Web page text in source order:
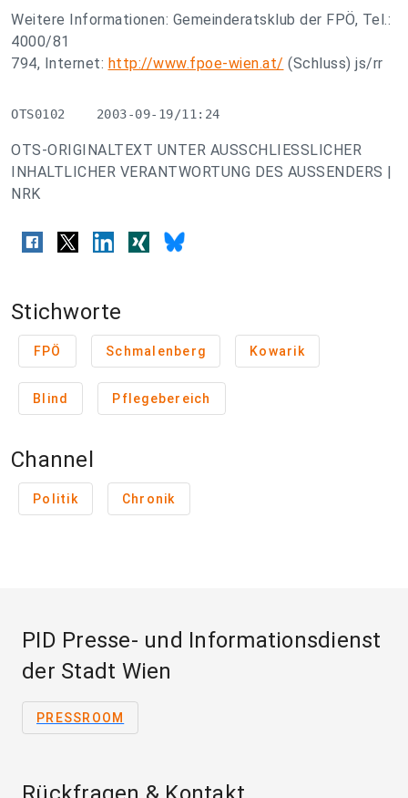
Weitere Informationen: Gemeinderatsklub der FPÖ, Tel.:
4000/81
794, Internet: http://www.fpoe-wien.at/ (Schluss) js/rr
OTS0102    2003-09-19/11:24
OTS-ORIGINALTEXT UNTER AUSSCHLIESSLICHER
INHALTLICHER VERANTWORTUNG DES AUSSENDERS |
NRK
Stichworte
FPÖ Schmalenberg Kowarik
Blind Pflegebereich
Channel
Politik Chronik
PID Presse- und Informationsdienst
der Stadt Wien
PRESSROOM